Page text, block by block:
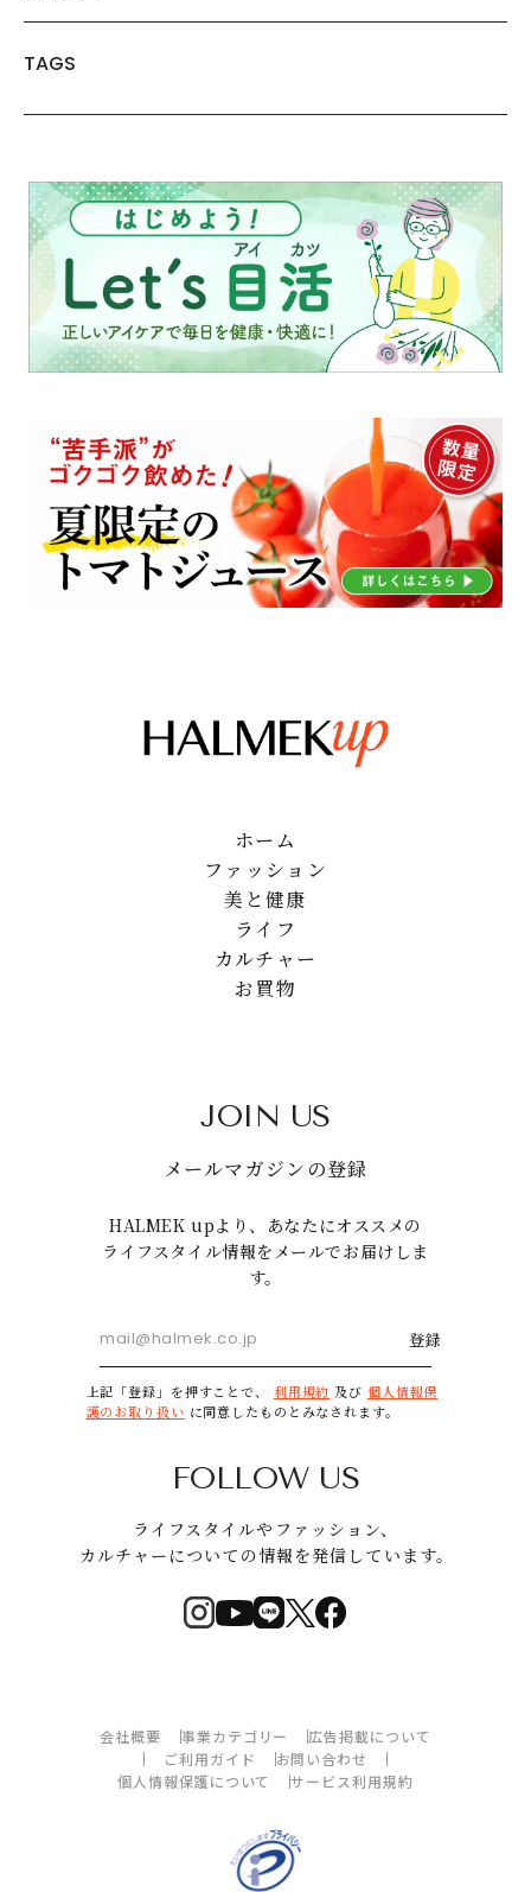
TAGS
ホーム
ファッション
美と健康
ライフ
カルチャー
お買物
JOIN US
メールマガジンの登録
HALMEK upより、あなたにオススメの
ライフスタイル情報をメールでお届けしま
す。
登録
上記「登録」を押すことで、 利用規約 及び 個人情報保
護のお取り扱い に同意したものとみなされます。
FOLLOW US
ライフスタイルやファッション、
カルチャーについての情報を発信しています。
会社概要 事業カテゴリー
広告掲載について
ご利用ガイド
お問い合わせ
個人情報保護について
サービス利用規約